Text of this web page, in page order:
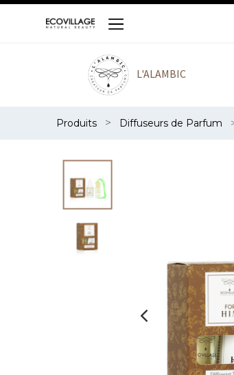
L'ALAMBIC
Produits Diffuseurs de Parfum